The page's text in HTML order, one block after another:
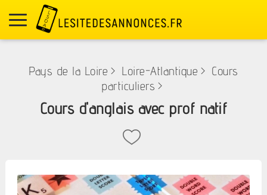
Pays de la Loire > Loire-Atlantique > Cours
particuliers >
Cours d'anglais avec prof natif